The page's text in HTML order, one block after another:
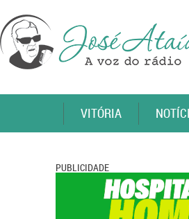
VITÓRIA
PUBLICIDADE